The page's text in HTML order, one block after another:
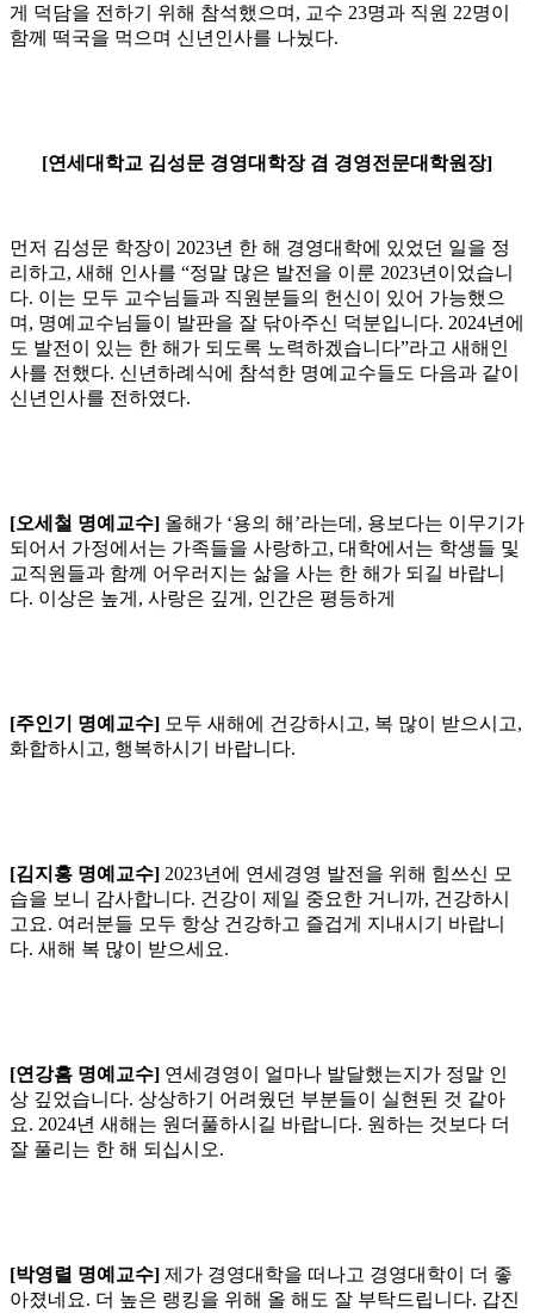
게 덕담을 전하기 위해 참석했으며, 교수 23명과 직원 22명이
함께 떡국을 먹으며 신년인사를 나눴다.
[연세대학교 김성문 경영대학장 겸 경영전문대학원장]
먼저 김성문 학장이 2023년 한 해 경영대학에 있었던 일을 정
리하고, 새해 인사를 “정말 많은 발전을 이룬 2023년이었습니
다. 이는 모두 교수님들과 직원분들의 헌신이 있어 가능했으
며, 명예교수님들이 발판을 잘 닦아주신 덕분입니다. 2024년에
도 발전이 있는 한 해가 되도록 노력하겠습니다”라고 새해인
사를 전했다. 신년하례식에 참석한 명예교수들도 다음과 같이
신년인사를 전하였다.
[오세철 명예교수] 올해가 ‘용의 해’라는데, 용보다는 이무기가
되어서 가정에서는 가족들을 사랑하고, 대학에서는 학생들 및
교직원들과 함께 어우러지는 삶을 사는 한 해가 되길 바랍니
다. 이상은 높게, 사랑은 깊게, 인간은 평등하게
[주인기 명예교수] 모두 새해에 건강하시고, 복 많이 받으시고,
화합하시고, 행복하시기 바랍니다.
[김지홍 명예교수] 2023년에 연세경영 발전을 위해 힘쓰신 모
습을 보니 감사합니다. 건강이 제일 중요한 거니까, 건강하시
고요. 여러분들 모두 항상 건강하고 즐겁게 지내시기 바랍니
다. 새해 복 많이 받으세요.
[연강흠 명예교수] 연세경영이 얼마나 발달했는지가 정말 인
상 깊었습니다. 상상하기 어려웠던 부분들이 실현된 것 같아
요. 2024년 새해는 원더풀하시길 바랍니다. 원하는 것보다 더
잘 풀리는 한 해 되십시오.
[박영렬 명예교수] 제가 경영대학을 떠나고 경영대학이 더 좋
아졌네요. 더 높은 랭킹을 위해 올 해도 잘 부탁드립니다. 갑진